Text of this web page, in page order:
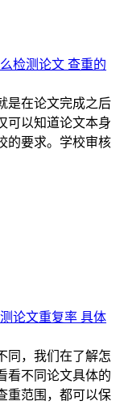
检测论文 查重的
是在论文完成之后
可以知道论文本身
的要求。学校审核
论文重复率 具体
同，我们在了解怎
看不同论文具体的
重范围，都可以保